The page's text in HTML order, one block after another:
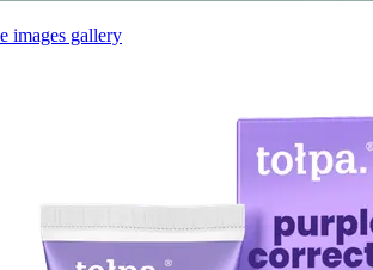
images gallery